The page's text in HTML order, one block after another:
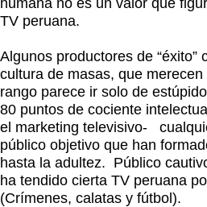
humana no es un valor que
TV peruana.
Algunos productores de
cultura de masas, que
rango parece ir solo de
80 puntos de cociente
el marketing televisivo-
público objetivo que han
hasta la adultez. Público
ha tendido cierta TV peruana
(Crímenes, calatas y fútbol).